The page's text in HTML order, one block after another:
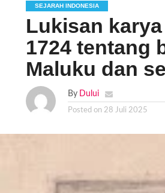
SEJARAH INDONESIA
Lukisan
1724 tentang
Maluku dan
By Dului
Posted on 28 Juli 2025